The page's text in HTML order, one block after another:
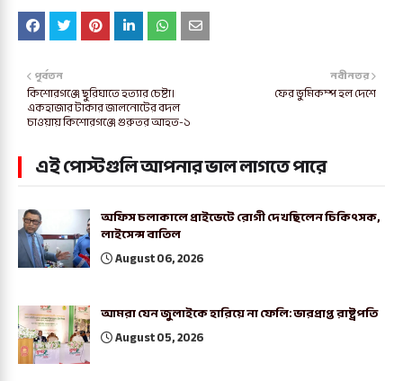
নবীনতর
ফের ভুমিকম্প হল দেশে
পূর্বতন
কিশোরগঞ্জে ছুরিঘাতে হত্যার চেষ্টা।
একহাজার টাকার জালনোটের বদল
চাওয়ায় কিশোরগঞ্জে গুরুতর আহত-১
এই পোস্টগুলি আপনার ভাল লাগতে পারে
অফিস চলাকালে প্রাইভেটে রোগী দেখছিলেন চিকিৎসক,
লাইসেন্স বাতিল
August 06, 2026
আমরা যেন জুলাইকে হারিয়ে না ফেলি: ভারপ্রাপ্ত রাষ্ট্রপতি
August 05, 2026